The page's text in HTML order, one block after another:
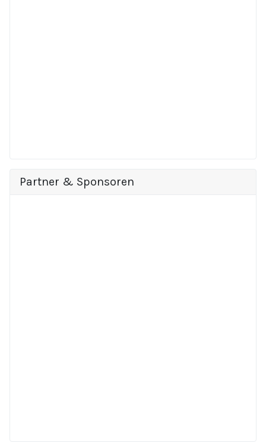
Partner & Sponsoren